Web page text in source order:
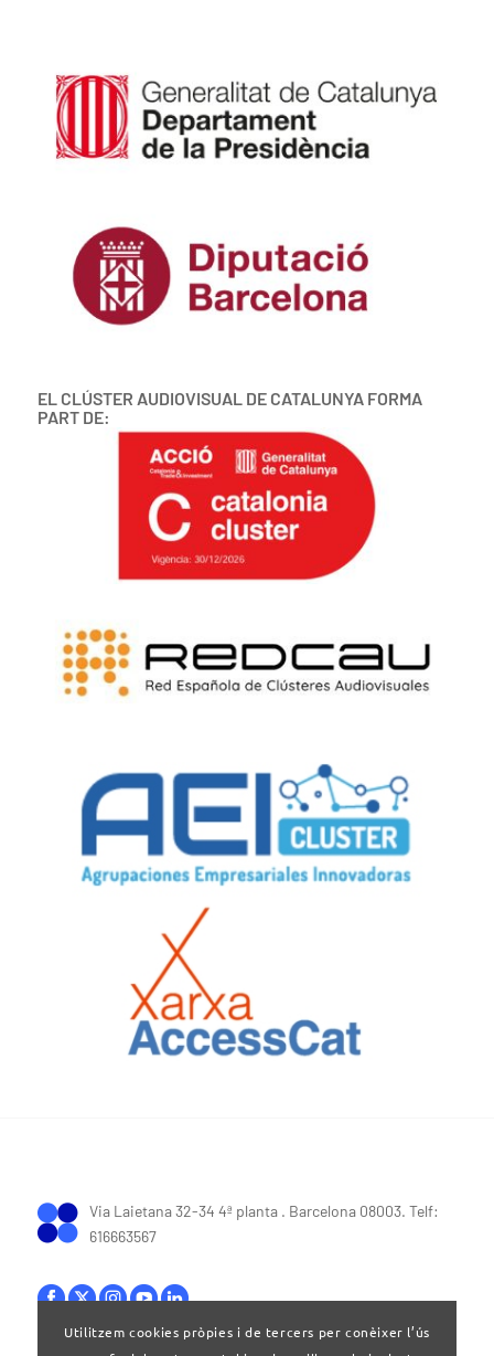
EL CLÚSTER AUDIOVISUAL DE CATALUNYA FORMA
PART DE:
Via Laietana 32-34 4ª planta . Barcelona 08003. Telf:
616663567
Utilitzem cookies pròpies i de tercers per conèixer l’ús